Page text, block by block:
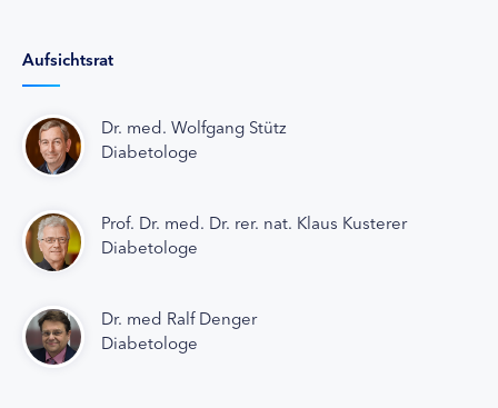
Aufsichtsrat
Dr. med. Wolfgang Stütz
Diabetologe
Prof. Dr. med. Dr. rer. nat. Klaus Kusterer
Diabetologe
Dr. med Ralf Denger
Diabetologe